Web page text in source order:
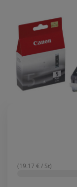
(19.17 € / St)